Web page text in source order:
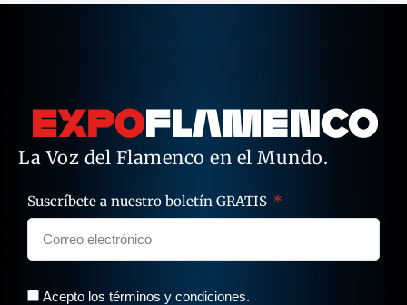
La Voz del Flamenco en el Mundo.
Suscríbete a nuestro boletín GRATIS
Acepto los términos y condiciones.